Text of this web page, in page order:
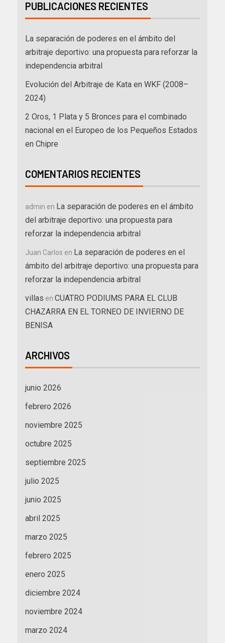
PUBLICACIONES RECIENTES
La separación de poderes en el ámbito del
arbitraje deportivo: una propuesta para reforzar la
independencia arbitral
Evolución del Arbitraje de Kata en WKF (2008–
2024)
2 Oros, 1 Plata y 5 Bronces para el combinado
nacional en el Europeo de los Pequeños Estados
en Chipre
COMENTARIOS RECIENTES
admin en La separación de poderes en el ámbito
del arbitraje deportivo: una propuesta para
reforzar la independencia arbitral
Juan Carlos en La separación de poderes en el
ámbito del arbitraje deportivo: una propuesta para
reforzar la independencia arbitral
villas en CUATRO PODIUMS PARA EL CLUB
CHAZARRA EN EL TORNEO DE INVIERNO DE
BENISA
ARCHIVOS
junio 2026
febrero 2026
noviembre 2025
octubre 2025
septiembre 2025
julio 2025
junio 2025
abril 2025
marzo 2025
febrero 2025
enero 2025
diciembre 2024
noviembre 2024
marzo 2024